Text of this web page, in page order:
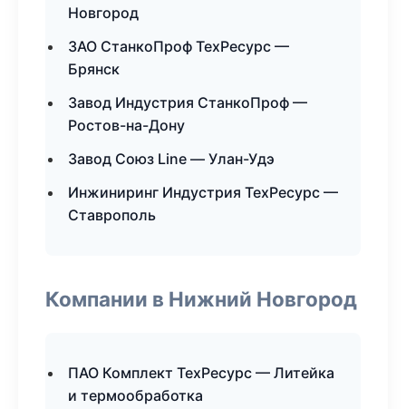
Новгород
ЗАО СтанкоПроф ТехРесурс —
Брянск
Завод Индустрия СтанкоПроф —
Ростов-на-Дону
Завод Союз Line — Улан-Удэ
Инжиниринг Индустрия ТехРесурс —
Ставрополь
Компании в Нижний Новгород
ПАО Комплект ТехРесурс — Литейка
и термообработка